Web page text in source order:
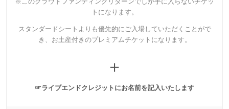
トになります。
スタンダードシートよりも優先的にご入場していただくことがで
き、 お土産付きのプレミアムチケットになります。
＋
☞ライブエンドクレジットにお名前を記入いたします